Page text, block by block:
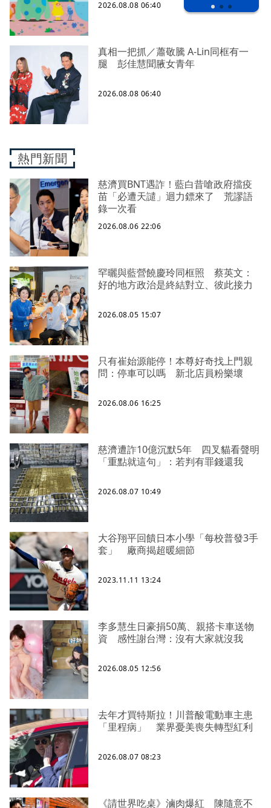
2026.08.08 06:40
真相一把抓／蕭敬騰 A-Lin同框有一
腿 彭佳慧聞腋女青年
2026.08.08 06:40
熱門新聞
慈濟買BNT遇詐！藍白昔嗆政府擋疫
苗「必遭天譴」迴力鏢來了 荒謬語
錄一次看
2026.08.06 22:06
罕曬與藍營饒慶玲同框照 蔡英文：
好的地方政治是終結對立、彼此接力
2026.08.05 15:07
只有崔始源能停！本尊好奇找上門親
問：停車可以嗎 新北店員粉樂壞
2026.08.06 16:25
慈濟遭詐10億沉默5年 四叉貓看聲明
「重點就這句」：若判有罪錢還我
2026.08.07 10:49
大谷翔平回饋日本小學「每校普發3手
套」 廠商揭超暖細節
2023.11.11 13:24
李多慧生日豪捐50萬、親搭卡車送物
資 感性謝台灣：沒有大家就沒我
2026.08.05 12:56
去年才買特斯拉！川普酸電動車主患
「里程病」 業界憂美喪失轉型紅利
2026.08.07 08:23
《請世界吃桌》滷肉爆紅 陳隨意不